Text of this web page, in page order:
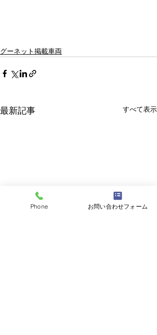
グーネット掲載車両
最新記事 すべて表示
Phone お問い合わせフォーム